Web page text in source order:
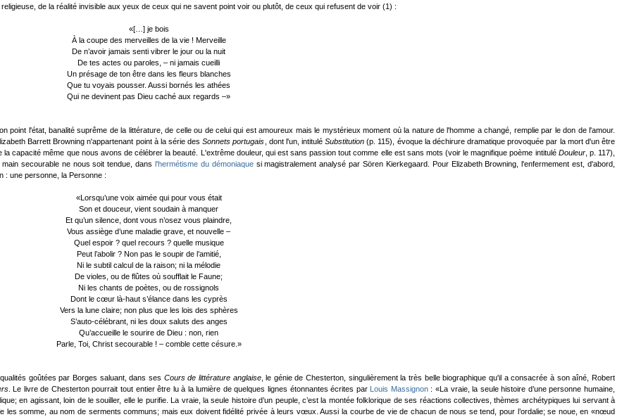
de la réalité invisible aux yeux de ceux qui ne savent point voir ou plutôt, de ceux qui refusent de voir (1) :
«[…] je bois
À la coupe des merveilles de la vie ! Merveille
De n’avoir jamais senti vibrer le jour ou la nuit
De tes actes ou paroles, – ni jamais cueilli
Un présage de ton être dans les fleurs blanches
Que tu voyais pousser. Aussi bornés les athées
Qui ne devinent pas Dieu caché aux regards –»
point l'état, banalité suprême de la littérature, de celle ou de celui qui est amoureux mais le mystérieux moment où la nature de l'homme a changé, remplie par le don de l'amour.
Barrett Browning n'appartenant point à la série desSonnets portugais , dont l'un, intituléSubstitution (p. 115), évoque la déchirure dramatique provoquée par la mort d'un être
la capacité même que nous avons de célébrer la beauté. L'extrême douleur, qui est sans passion tout comme elle est sans mots (voir le magnifique poème intitulé Douleur, p. 117),
secourable ne nous soit tendue, dans l'hermétisme du démoniaquesi magistralement analysé par Sören Kierkegaard. Pour Elizabeth Browning, l'enfermement est, d'abord,
: une personne, la Personne :
«Lorsqu’une voix aimée qui pour vous était
Son et douceur, vient soudain à manquer
Et qu’un silence, dont vous n’osez vous plaindre,
Vous assiège d’une maladie grave, et nouvelle –
Quel espoir ? quel recours ? quelle musique
Peut l’abolir ? Non pas le soupir de l’amitié,
Ni le subtil calcul de la raison; ni la mélodie
De violes, ou de flûtes où soufflait le Faune;
Ni les chants de poètes, ou de rossignols
Dont le cœur là-haut s’élance dans les cyprès
Vers la lune claire; non plus que les lois des sphères
S’auto-célébrant, ni les doux saluts des anges
Qu’accueille le sourire de Dieu : non, rien
Parle, Toi, Christ secourable ! – comble cette césure.»
goûtées par Borges saluant, dans ses Cours de littérature anglaise, le génie de Chesterton, singulièrement la très belle biographique qu'il a consacrée à son aîné, Robert
. Le livre de Chesterton pourrait tout entier être lu à la lumière de quelques lignes étonnantes écrites par Louis Massignon: «La vraie, la seule histoire d’une personne humaine,
en agissant, loin de le souiller, elle le purifie. La vraie, la seule histoire d’un peuple, c’est la montée folklorique de ses réactions collectives, thèmes archétypiques lui servant à
somme, au nom de serments communs; mais eux doivent fidélité privée à leurs vœux. Aussi la courbe de vie de chacun de nous se tend, pour l’ordalie; se noue, en «nœud